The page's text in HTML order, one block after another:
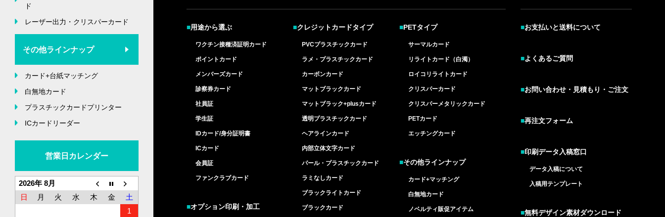
ド
レーザー出力・クリスパーカード
その他ラインナップ
カード+台紙マッチング
白無地カード
プラスチックカードプリンター
ICカードリーダー
営業日カレンダー
2026年 8月
日
月 火 水 木 金
土
1
■用途から選ぶ
ワクチン接種済証明カード
ポイントカード
メンバーズカード
診察券カード
社員証
学生証
IDカード/身分証明書
ICカード
会員証
ファンクラブカード
■オプション印刷・加工
■クレジットカードタイプ
PVCプラスチックカード
ラメ・プラスチックカード
カーボンカード
マットブラックカード
マットブラック+plusカード
透明プラスチックカード
ヘアラインカード
内部立体文字カード
パール・プラスチックカード
ラミなしカード
ブラックライトカード
ブラックカード
■PETタイプ
サーマルカード
リライトカード（白濁）
ロイコリライトカード
クリスパーカード
クリスパーメタリックカード
PETカード
エッチングカード
■その他ラインナップ
カード+マッチング
白無地カード
ノベルティ販促アイテム
■お支払いと送料について
■よくあるご質問
■お問い合わせ・見積もり・ご注文
■再注文フォーム
■印刷データ入稿窓口
データ入稿について
入稿用テンプレート
■無料デザイン素材ダウンロード